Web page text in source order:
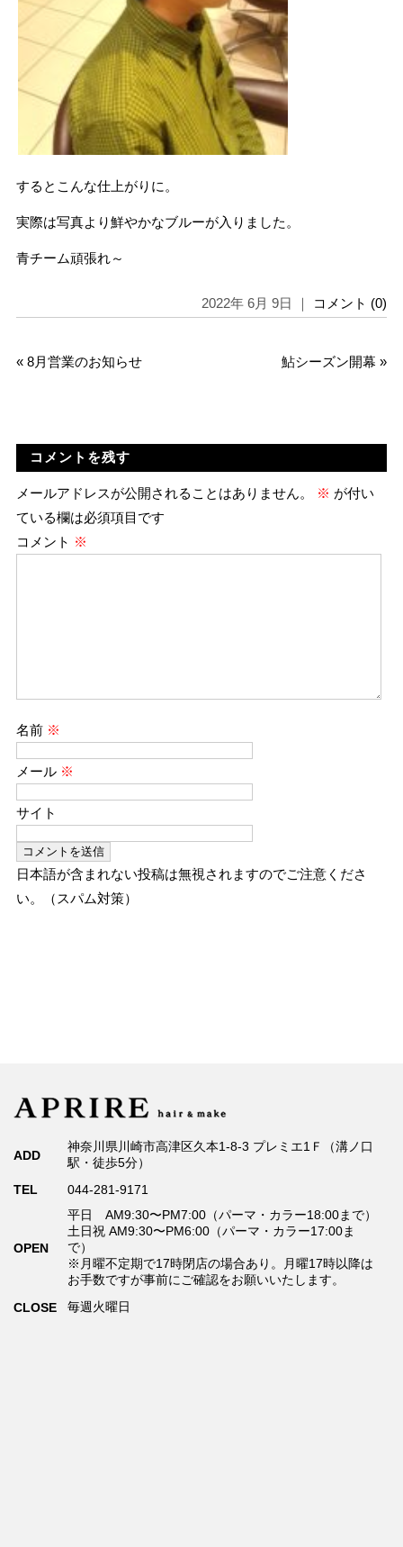
するとこんな仕上がりに。
実際は写真より鮮やかなブルーが入りました。
青チーム頑張れ～
2022年 6月 9日 ｜ コメント (0)
« 8月営業のお知らせ 鮎シーズン開幕 »
コメントを残す
メールアドレスが公開されることはありません。 ※ が付い
ている欄は必須項目です
コメント ※
名前 ※
メール ※
サイト
日本語が含まれない投稿は無視されますのでご注意くださ
い。（スパム対策）
ADD
神奈川県川崎市高津区久本1-8-3 プレミエ1Ｆ（溝ノ口
駅・徒歩5分）
TEL
044-281-9171
OPEN
平日 AM9:30〜PM7:00（パーマ・カラー18:00まで）
土日祝 AM9:30〜PM6:00（パーマ・カラー17:00ま
で）
※月曜不定期で17時閉店の場合あり。月曜17時以降は
お手数ですが事前にご確認をお願いいたします。
CLOSE
毎週火曜日